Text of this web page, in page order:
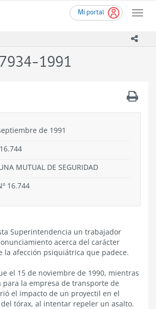
Mi portal
Toggle
1991
de 1991
MUTUAL DE SEGURIDAD
16.744
Superintendencia un trabajador
acerca del carácter
la afección psiquiátrica que padece.
el 15 de noviembre de 1990, mientras
para la empresa de transporte de
el impacto de un proyectil en el
tórax, al intentar repeler un asalto.